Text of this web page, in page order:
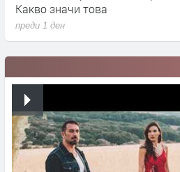
Какво значи това
преди 1 ден